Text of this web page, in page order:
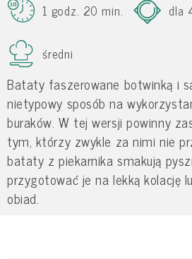
1 godz. 20 min.
dla
średni
Bataty faszerowane botwinką i
nietypowy sposób na
buraków. W tej wersji powinny
tym, którzy zwykle za nimi nie
bataty z piekarnika smakują
przygotować je na lekką kolację
obiad.